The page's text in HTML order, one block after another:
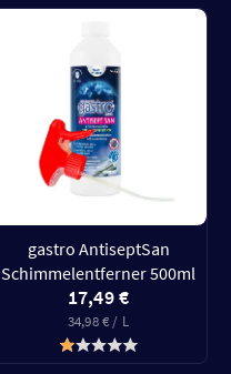
gastro AntiseptSan
Schimmelentferner 500ml
17,49 €
34,98 € / L